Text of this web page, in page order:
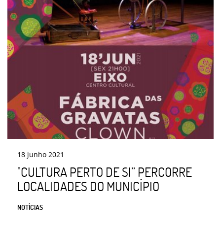
18 junho 2021
"CULTURA PERTO DE SI” PERCORRE
LOCALIDADES DO MUNICÍPIO
NOTÍCIAS